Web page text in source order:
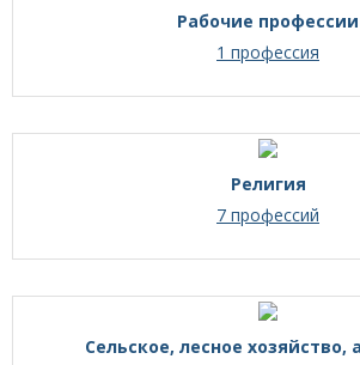
Рабочие профессии
1 профессия
Религия
7 профессий
Сельское, лесное хозяйство,